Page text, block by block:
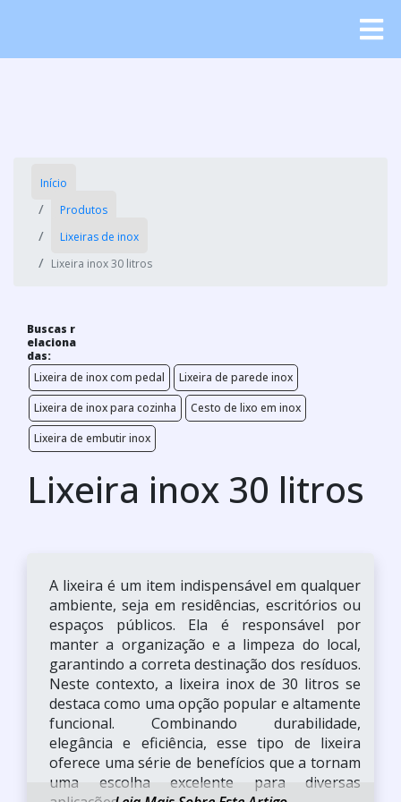
Início
Produtos
Lixeiras de inox
Lixeira inox 30 litros
Buscas r
elaciona
das:
Lixeira de inox com pedal
Lixeira de parede inox
Lixeira de inox para cozinha
Cesto de lixo em inox
Lixeira de embutir inox
Lixeira inox 30 litros
A lixeira é um item indispensável em qualquer
ambiente, seja em residências, escritórios ou
espaços públicos. Ela é responsável por
manter a organização e a limpeza do local,
garantindo a correta destinação dos resíduos.
Neste contexto, a lixeira inox de 30 litros se
destaca como uma opção popular e altamente
funcional. Combinando durabilidade,
elegância e eficiência, esse tipo de lixeira
oferece uma série de benefícios que a tornam
uma escolha excelente para diversas